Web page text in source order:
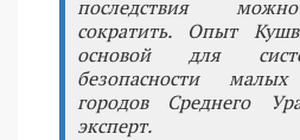
последствия
сократить. Опыт
основой для
безопасности
городов Среднего
эксперт.